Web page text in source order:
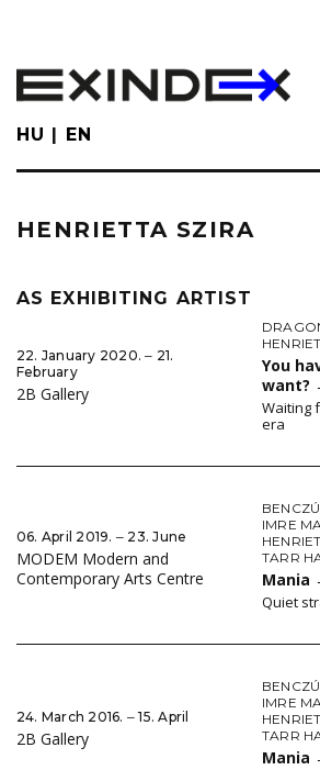
main
content
HU EN
HENRIETTA SZIRA
AS EXHIBITING ARTIST
22. January 2020. ‒ 21.
February
2B Gallery
You
want?
Waiting
era
06. April 2019. ‒ 23. June
MODEM Modern and
Contemporary Arts Centre
IMRE
TARR
Mania
Quiet
24. March 2016. ‒ 15. April
2B Gallery
IMRE
TARR
Mania